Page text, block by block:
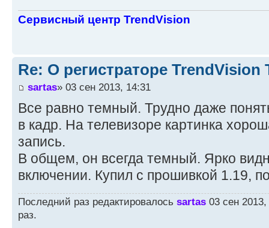
Сервисный центр TrendVision
Re: О регистраторе TrendVision
sartas» 03 сен 2013, 14:31
Все равно темный. Трудно даже
в кадр. На телевизоре картинка
запись.
В общем, он всегда темный. Ярко
включении. Купил с прошивкой 1.19,
Последний раз редактировалось sartas 03 сен
раз.